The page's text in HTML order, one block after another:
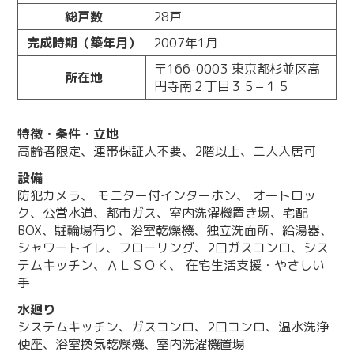
総戸数
28戸
完成時期（築年月）
2007年1月
所在地
〒166-0003 東京都杉並区高
円寺南２丁目３５−１５
特徴・条件・立地
高齢者限定、連帯保証人不要、2階以上、二人入居可
設備
防犯カメラ、 モニター付インターホン、 オートロッ
ク、公営水道、都市ガス、室内洗濯機置き場、宅配
BOX、駐輪場有り、浴室乾燥機、独立洗面所、給湯器、
シャワートイレ、フローリング、2口ガスコンロ、シス
テムキッチン、ＡＬＳＯＫ、 在宅生活支援・やさしい
手
水廻り
システムキッチン、ガスコンロ、2口コンロ、温水洗浄
便座、浴室換気乾燥機、室内洗濯機置場